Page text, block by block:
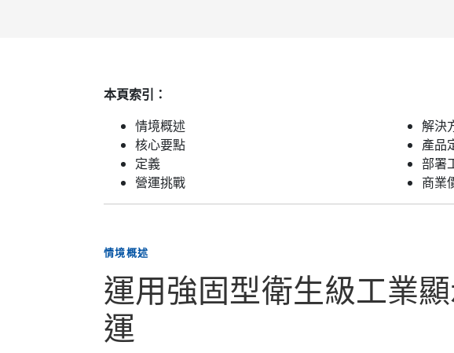
本頁索引：
情境概述
核心要點
定義
營運挑戰
解決
產品
部署
商業
情境概述
運用強固型衛生級工業
運